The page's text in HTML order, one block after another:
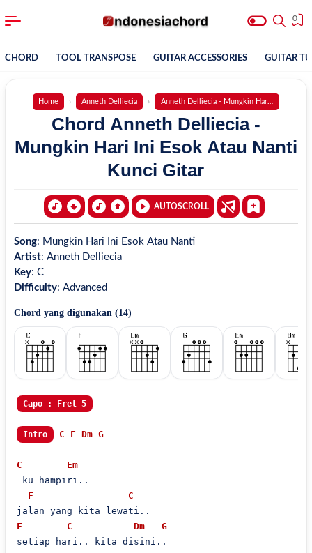
0
CHORD TOOL TRANSPOSE GUITAR ACCESSORIES GUITAR
Home Anneth Delliecia Anneth Delliecia - Mungkin Hari Ini Esok
Chord Anneth Delliecia -
Mungkin Hari Ini Esok Atau Nanti
Kunci Gitar
AUTOSCROLL
Song: Mungkin Hari Ini Esok Atau Nanti
Artist: Anneth Delliecia
Key: C
Difficulty: Advanced
Chord yang digunakan (14)
Capo : Fret 5
Intro C F Dm G
C
Em
ku hampiri..
F
C
F
C Dm
G
setiap hari.. kita disini..